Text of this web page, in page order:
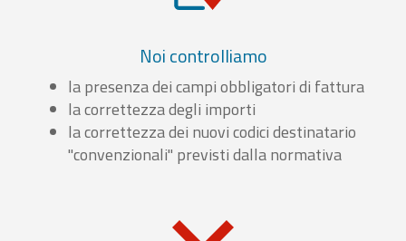
Noi controlliamo
la presenza dei campi obbligatori di fattura
la correttezza degli importi
la correttezza dei nuovi codici destinatario
"convenzionali" previsti dalla normativa